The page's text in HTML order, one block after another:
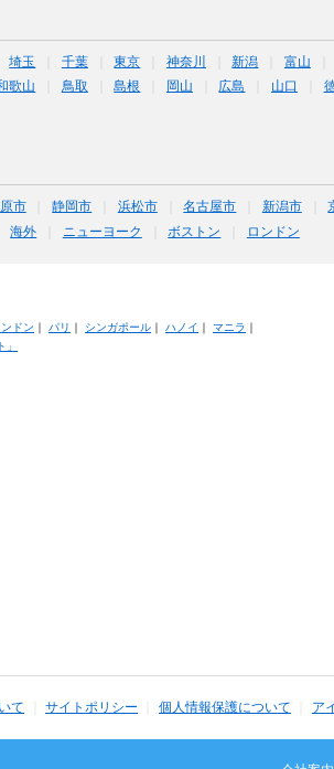
埼玉 千葉 東京 神奈川 新潟 富山
歌山 鳥取 島根 岡山 広島 山口
市 静岡市 浜松市 名古屋市 新潟市
海外 ニューヨーク ボストン ロンドン
ンドン ｜ パリ ｜ シンガポール｜ ハノイ ｜ マニラ ｜
て サイトポリシー 個人情報保護について ア